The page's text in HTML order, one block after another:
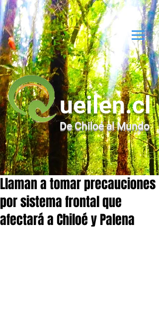
ueilen.cl
De Chiloé al Mundo
Llaman a tomar precauciones
por sistema frontal que
afectará a Chiloé y Palena